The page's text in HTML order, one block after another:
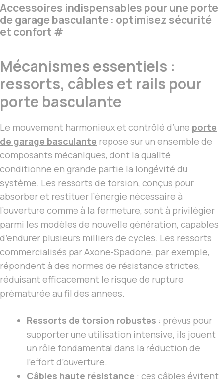
Accessoires indispensables pour une porte
de garage basculante : optimisez sécurité
et confort #
Mécanismes essentiels :
ressorts, câbles et rails pour
porte basculante
Le mouvement harmonieux et contrôlé d’une porte
de garage basculante repose sur un ensemble de
composants mécaniques, dont la qualité
conditionne en grande partie la longévité du
système. Les ressorts de torsion, conçus pour
absorber et restituer l’énergie nécessaire à
l’ouverture comme à la fermeture, sont à privilégier
parmi les modèles de nouvelle génération, capables
d’endurer plusieurs milliers de cycles. Les ressorts
commercialisés par Axone-Spadone, par exemple,
répondent à des normes de résistance strictes,
réduisant efficacement le risque de rupture
prématurée au fil des années.
Ressorts de torsion robustes : prévus pour
supporter une utilisation intensive, ils jouent
un rôle fondamental dans la réduction de
l’effort d’ouverture.
Câbles haute résistance : ces câbles évitent